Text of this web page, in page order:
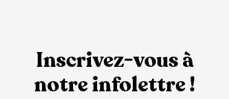
Inscrivez-vous à
notre infolettre !